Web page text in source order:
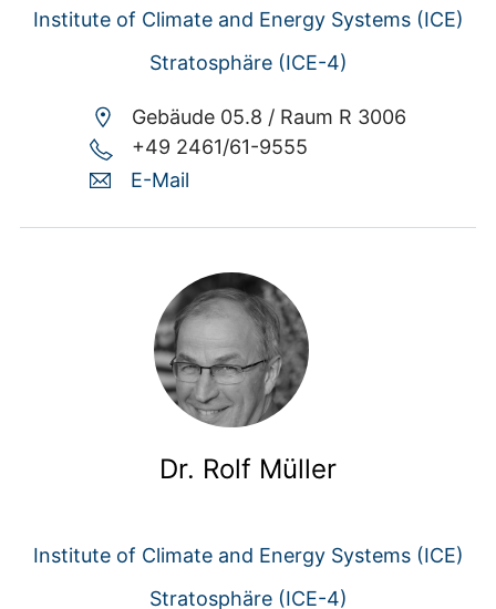
Institute of Climate and Energy Systems (ICE)
Stratosphäre (ICE-4)
Gebäude 05.8 / Raum R 3006
+49 2461/61-9555
E-Mail
Dr. Rolf Müller
Institute of Climate and Energy Systems (ICE)
Stratosphäre (ICE-4)